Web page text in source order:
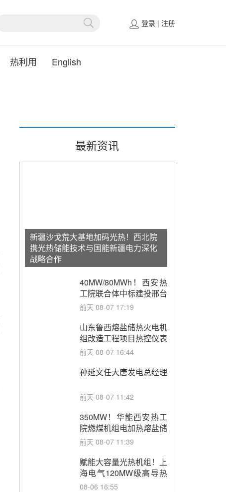
登录 | 注册
热利用 English
最新资讯
新疆沙戈荒大基地加码光热！西北院
携光热储能技术与国能新疆电力深化
战略合作
40MW/80MWh！西安热
工院联合体中标建投邢台
热电熔盐储热调峰调频改
前天 08-07 17:19
山东鲁西熔盐储热火电机
组改造工程项目热控仪表
成套设备采购
前天 08-07 16:44
孙延文任大唐发电总经理
前天 08-07 11:42
350MW！华能西安热工
院燃煤机组电加热熔盐储
能提升机组灵活性改造项
务采购
前天 08-07 11:39
赋能大容量光热机组！上
海电气120MW级高导热
空冷发电机通过型式试验
08-06 16:55